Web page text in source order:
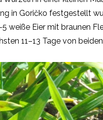
in Goričko festgestellt
weiße Eier mit braunen
11–13 Tage von